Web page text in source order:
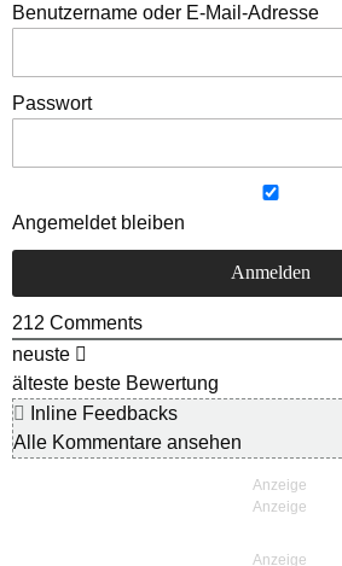
Benutzername oder E-Mail-Adresse
Passwort
Angemeldet bleiben
212 Comments
neuste
älteste beste Bewertung
Inline Feedbacks
Alle Kommentare ansehen
Anzeige